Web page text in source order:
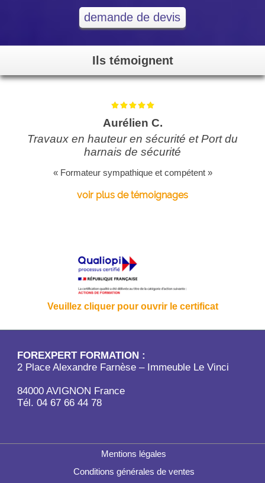
demande de devis
Ils témoignent
Aurélien C.
Travaux en hauteur en sécurité et Port du
harnais de sécurité
« Formateur sympathique et compétent »
voir plus de témoignages
Veuillez cliquer pour ouvrir le certificat
FOREXPERT FORMATION :
2 Place Alexandre Farnèse – Immeuble Le Vinci
84000 AVIGNON France
Tél. 04 67 66 44 78
Mentions légales
Conditions générales de ventes